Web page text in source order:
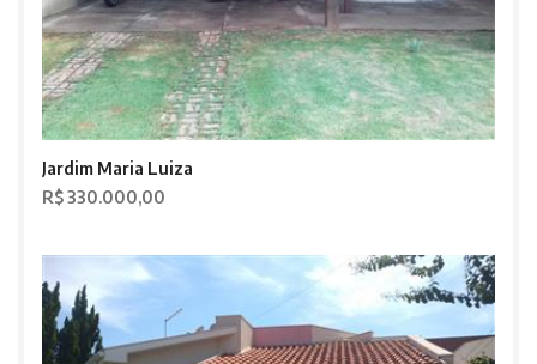
Jardim Maria Luiza
R$ 330.000,00